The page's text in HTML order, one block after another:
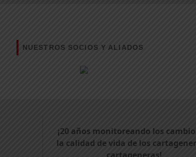
NUESTROS SOCIOS Y ALIADOS
¡20 años monitoreando los
la calidad de vida de los
cartageneras!